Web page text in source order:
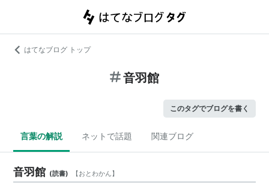
はてなブログ トップ
音羽館
このタグでブログを書く
言葉の解説 ネットで話題 関連ブログ
音羽館 (読書) 【おとわかん】